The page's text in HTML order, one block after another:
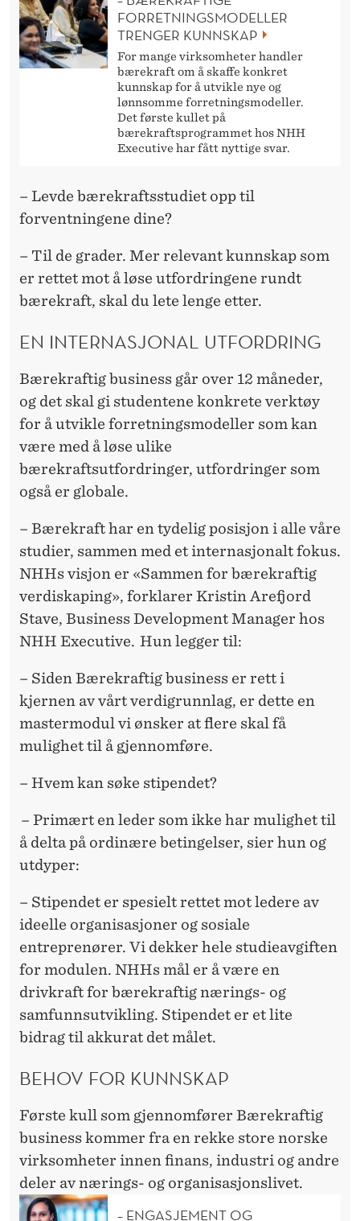
FORRETNINGSMODELLER
TRENGER KUNNSKAP
For mange virksomheter handler
bærekraft om å skaffe konkret
kunnskap for å utvikle nye og
lønnsomme forretningsmodeller.
Det første kullet på
bærekraftsprogrammet hos NHH
Executive har fått nyttige svar.
– Levde bærekraftsstudiet opptil
forventningene dine?
– Til de grader. Mer relevant kunnskap som
er rettet mot å løse utfordringene rundt
bærekraft, skal du lete lenge etter.
EN INTERNASJONAL UTFORDRING
Bærekraftig business går over 12 måneder,
og det skal gi studentene konkrete verktøy
for å utvikle forretningsmodeller som kan
være med å løse ulike
bærekraftsutfordringer, utfordringer som
også er globale.
– Bærekraft har en tydelig posisjon i alle våre
studier, sammen med et internasjonalt fokus.
NHHs visjon er «Sammen for bærekraftig
verdiskaping», forklarer Kristin Arefjord
Stave, Business Development Manager hos
NHH Executive. Hun legger til:
– SidenBærekraftig business er rett i
kjernen av vårt verdigrunnlag, er dette en
mastermodulvi ønsker at flere skal få
mulighet til å gjennomføre.
– Hvem kan søke stipendet?
– Primært en leder som ikke har mulighet til
å delta på ordinære betingelser, sier hun og
utdyper:
– Stipendet er spesielt rettet mot ledere av
ideelle organisasjoner og sosiale
entreprenører. Vi dekker hele studieavgiften
for modulen. NHHs mål er å være en
drivkraft for bærekraftig nærings- og
samfunnsutvikling. Stipendet er et lite
bidrag til akkurat det målet.
BEHOV FOR KUNNSKAP
Første kull som gjennomfører Bærekraftig
businesskommer fra en rekke store norske
virksomheter innen finans, industri og andre
deler av nærings- og organisasjonslivet.
– ENGASJEMENT OG